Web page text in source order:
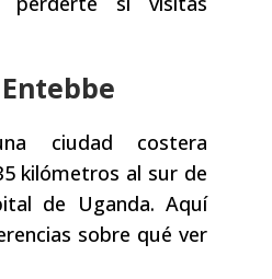
ciudad costera
kilómetros al sur de
de Uganda. Aquí
sobre qué ver